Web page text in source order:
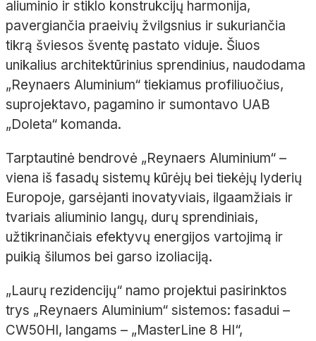
aliuminio ir stiklo konstrukcijų harmonija,
pavergiančia praeivių žvilgsnius ir sukuriančia
tikrą šviesos šventę pastato viduje. Šiuos
unikalius architektūrinius sprendinius, naudodama
„Reynaers Aluminium“ tiekiamus profiliuočius,
suprojektavo, pagamino ir sumontavo UAB
„Doleta“ komanda.
Tarptautinė bendrovė „Reynaers Aluminium“ –
viena iš fasadų sistemų kūrėjų bei tiekėjų lyderių
Europoje, garsėjanti inovatyviais, ilgaamžiais ir
tvariais aliuminio langų, durų sprendiniais,
užtikrinančiais efektyvų energijos vartojimą ir
puikią šilumos bei garso izoliaciją.
„Laurų rezidencijų“ namo projektui pasirinktos
trys „Reynaers Aluminium“ sistemos: fasadui –
CW50HI, langams – „MasterLine 8 HI“,